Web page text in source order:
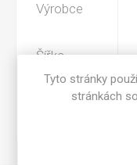
Výrobce
Šířka
Povrchová
Tyto stránky
stránkách